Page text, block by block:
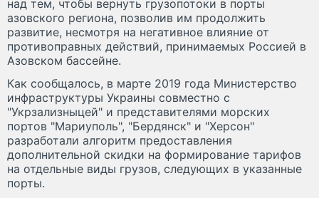
над тем, чтобы вернуть грузопотоки в порты
азовского региона, позволив им продолжить
развитие, несмотря на негативное влияние от
противоправных действий, принимаемых Россией в
Азовском бассейне.
Как сообщалось, в марте 2019 года Министерство
инфраструктуры Украины совместно с
"Укрзализныцей" и представителями морских
портов "Мариуполь", "Бердянск" и "Херсон"
разработали алгоритм предоставления
дополнительной скидки на формирование тарифов
на отдельные виды грузов, следующих в указанные
порты.